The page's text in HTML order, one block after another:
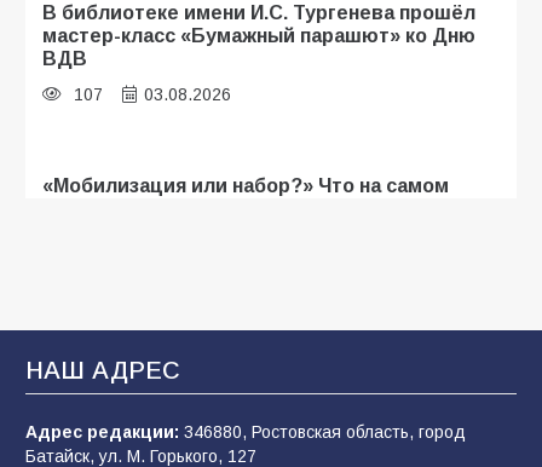
В библиотеке имени И.С. Тургенева прошёл
мастер-класс «Бумажный парашют» ко Дню
ВДВ
107 03.08.2026
«Мобилизация или набор?» Что на самом
В Батайске продолжаются дорожные работы
99 04.08.2026
НАШ АДРЕС
Адрес редакции: 346880, Ростовская область, город
Батайск, ул. М. Горького, 127